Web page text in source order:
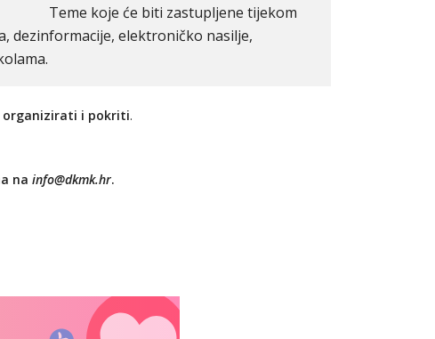
tijekom
dezinformacije, elektroničko nasilje,
organizirati i pokriti.
na info@dkmk.hr.